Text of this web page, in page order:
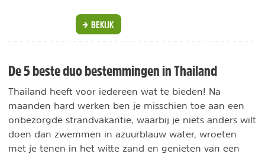
BEKIJK
De 5 beste duo bestemmingen in Thailand
Thailand heeft voor iedereen wat te bieden! Na
maanden hard werken ben je misschien toe aan een
onbezorgde strandvakantie, waarbij je niets anders wilt
doen dan zwemmen in azuurblauw water, wroeten
met je tenen in het witte zand en genieten van een